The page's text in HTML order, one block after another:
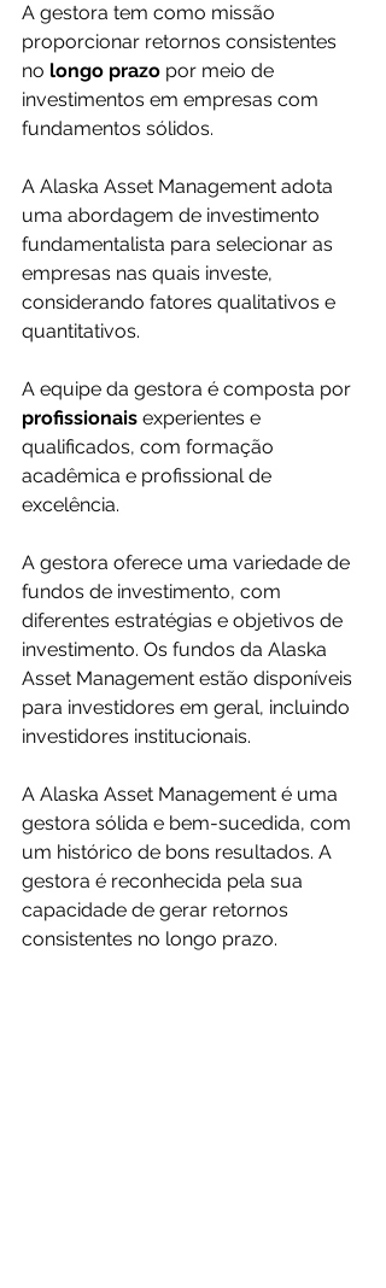
A gestora tem como missão
proporcionar retornos consistentes
no longo prazo por meio de
investimentos em empresas com
fundamentos sólidos.
A Alaska Asset Management adota
uma abordagem de investimento
fundamentalista para selecionar as
empresas nas quais investe,
considerando fatores qualitativos e
quantitativos.
A equipe da gestora é composta por
profissionais experientes e
qualificados, com formação
acadêmica e profissional de
excelência.
A gestora oferece uma variedade de
fundos de investimento, com
diferentes estratégias e objetivos de
investimento. Os fundos da Alaska
Asset Management estão disponíveis
para investidores em geral, incluindo
investidores institucionais.
A Alaska Asset Management é uma
gestora sólida e bem-sucedida, com
um histórico de bons resultados. A
gestora é reconhecida pela sua
capacidade de gerar retornos
consistentes no longo prazo.